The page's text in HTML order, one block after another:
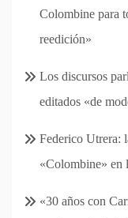
Colombine para
reedición»
Los discursos
editados «de
Federico Utrera:
«Colombine» en
«30 años con